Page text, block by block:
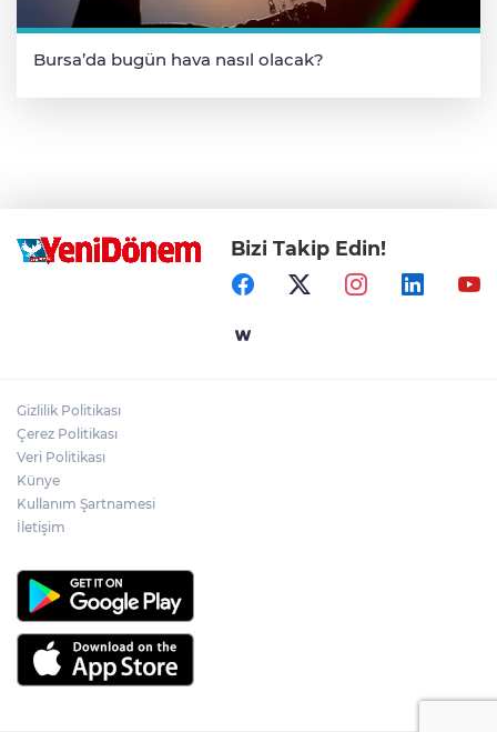
Bursa’da bugün hava nasıl olacak?
Bizi Takip Edin!
Gizlilik Politikası
Çerez Politikası
Veri Politikası
Künye
Kullanım Şartnamesi
İletişim